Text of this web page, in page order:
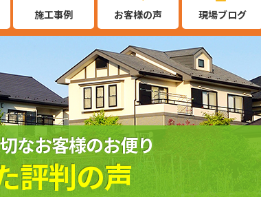
施工事例 お客様の声 現場ブログ
なお客様のお便り
評判の声